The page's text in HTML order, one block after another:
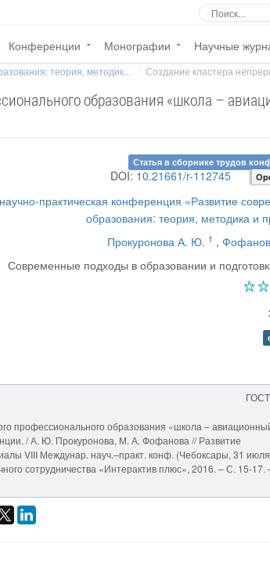
Конференции Монографии Научные
теория, методик... Создание кластера
образования «школа –
Статья в сборнике трудов
DOI: 10.21661/r-112745
практическая конференция «Развитие
образования: теория, методика и
Прокуронова А. Ю. 1 ,
Современные подходы в образовании и
ГОСТ
профессионального образования «школа –
/ А. Ю. Прокуронова, М. А. Фофанова // Развитие
VIII Междунар. науч.–практ. конф. (Чебоксары, 31
сотрудничества «Интерактив плюс», 2016. – С. 15-17.